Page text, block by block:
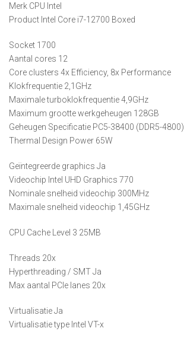
Merk CPU Intel
Product Intel Core i7-12700 Boxed
Socket 1700
Aantal cores 12
Core clusters 4x Efficiency, 8x Performance
Klokfrequentie 2,1GHz
Maximale turboklokfrequentie 4,9GHz
Maximum grootte werkgeheugen 128GB
Geheugen Specificatie PC5-38400 (DDR5-4800)
Thermal Design Power 65W
Geïntegreerde graphics Ja
Videochip Intel UHD Graphics 770
Nominale snelheid videochip 300MHz
Maximale snelheid videochip 1,45GHz
CPU Cache Level 3 25MB
Threads 20x
Hyperthreading / SMT Ja
Max aantal PCIe lanes 20x
Virtualisatie Ja
Virtualisatie type Intel VT-x